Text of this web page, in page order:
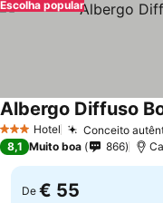
Escolha popular
3 EstrelasHotel Conceito
Albergo Diffuso
8,1 Muito boa 866
De € 55